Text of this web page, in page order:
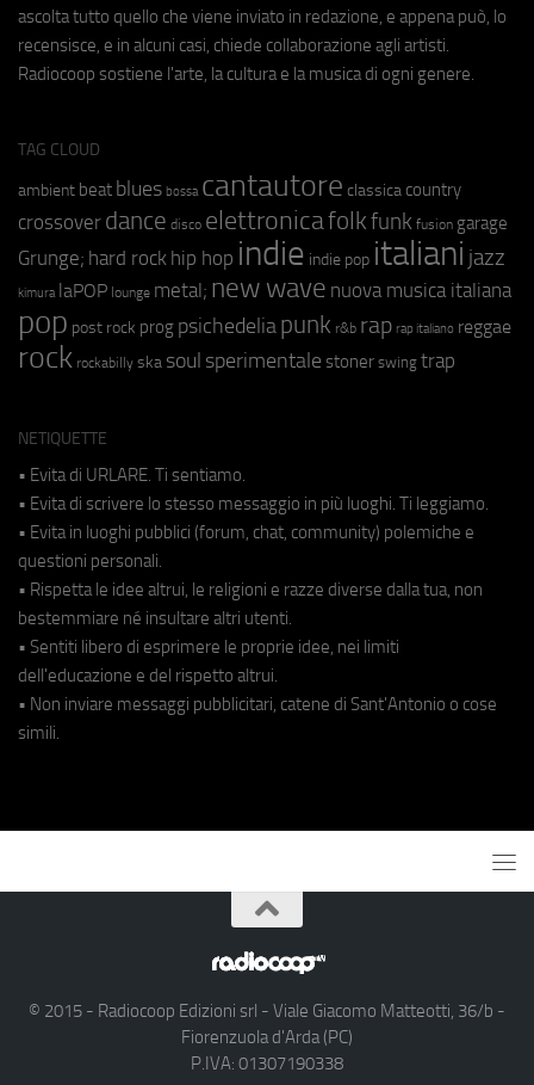
ascolta tutto quello che viene inviato in redazione, e appena può, lo
recensisce, e in alcuni casi, chiede collaborazione agli artisti.
Radiocoop sostiene l'arte, la cultura e la musica di ogni genere.
TAG CLOUD
ambient beat blues bossa cantautore classica country
crossover dance disco elettronicafolkfunk fusion garage
Grunge; hard rock hip hop indie indie pop italiani jazz
kimura laPOP lounge metal; new wave nuova musica italiana
pop post rock prog psichedeliapunk r&b rap rap italiano reggae
rock rockabilly ska soul sperimentale stoner swing trap
NETIQUETTE
• Evita di URLARE. Ti sentiamo.
• Evita di scrivere lo stesso messaggio in più luoghi. Ti leggiamo.
• Evita in luoghi pubblici (forum, chat, community) polemiche e
questioni personali.
• Rispetta le idee altrui, le religioni e razze diverse dalla tua, non
bestemmiare né insultare altri utenti.
• Sentiti libero di esprimere le proprie idee, nei limiti
dell'educazione e del rispetto altrui.
• Non inviare messaggi pubblicitari, catene di Sant'Antonio o cose
simili.
© 2015 - Radiocoop Edizioni srl - Viale Giacomo Matteotti, 36/b -
Fiorenzuola d'Arda (PC)
P.IVA: 01307190338